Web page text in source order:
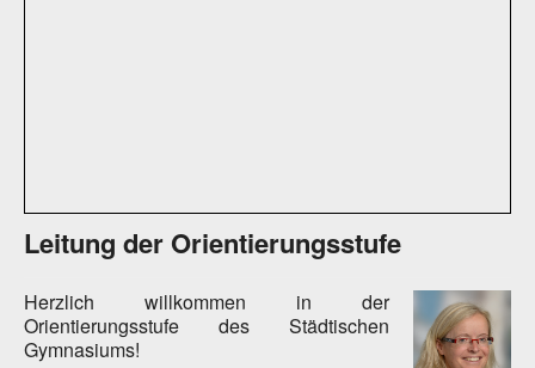
Leitung der Orientierungsstufe
Herzlich willkommen in der
Orientierungsstufe des Städtischen
Gymnasiums!